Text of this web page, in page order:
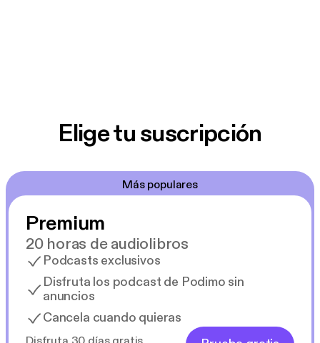
Elige tu suscripción
Más populares
Premium
20 horas de audiolibros
Podcasts exclusivos
Disfruta los podcast de Podimo sin
anuncios
Cancela cuando quieras